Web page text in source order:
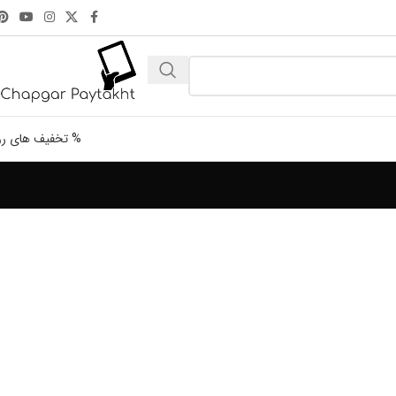
% تخفیف های